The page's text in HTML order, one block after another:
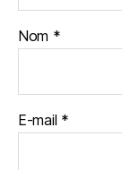
Nom *
E-mail *